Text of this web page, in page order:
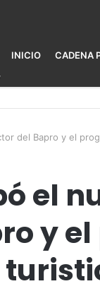
INICIO CADENA
del Bapro y el
el
y